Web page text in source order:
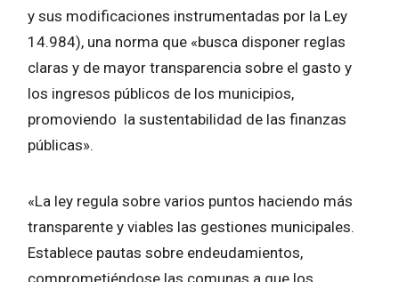
y sus modificaciones instrumentadas por la Ley
14.984), una norma que «busca disponer reglas
claras y de mayor transparencia sobre el gasto y
los ingresos públicos de los municipios,
promoviendo la sustentabilidad de las finanzas
públicas».
«La ley regula sobre varios puntos haciendo más
transparente y viables las gestiones municipales.
Establece pautas sobre endeudamientos,
comprometiéndose las comunas a que los